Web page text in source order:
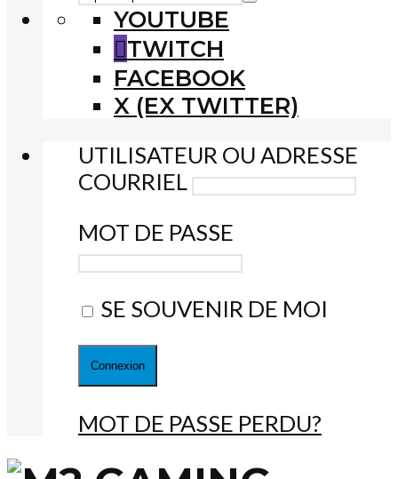
YOUTUBE
TWITCH
FACEBOOK
X (EX TWITTER)
UTILISATEUR OU ADRESSE
COURRIEL
MOT DE PASSE
SE SOUVENIR DE MOI
MOT DE PASSE PERDU?